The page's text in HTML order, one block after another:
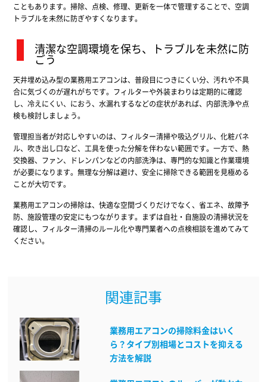
こともあります。掃除、点検、修理、更新を一体で管理することで、空調
トラブルを未然に防ぎやすくなります。
清潔な空調環境を保ち、トラブルを未然に防
ごう
天井埋め込み型の業務用エアコンは、普段目につきにくい分、汚れや不具
合に気づくのが遅れがちです。フィルターや外装まわりは定期的に確認
し、冷えにくい、におう、水漏れするなどの症状があれば、内部洗浄や点
検も検討しましょう。
管理担当者が対応しやすいのは、フィルター清掃や吸込グリル、化粧パネ
ル、吹き出し口など、工具を使った分解を伴わない範囲です。一方で、熱
交換器、ファン、ドレンパンなどの内部洗浄は、専門的な知識と作業環境
が必要になります。無理な分解は避け、安全に掃除できる範囲を見極める
ことが大切です。
業務用エアコンの掃除は、快適な空間づくりだけでなく、省エネ、故障予
防、施設管理の安定にもつながります。まずは自社・自施設の清掃状況を
確認し、フィルター清掃のルール化や専門業者への点検相談を進めてみて
ください。
関連記事
業務用エアコンの掃除料金はいく
ら？タイプ別相場とコストを抑える
方法を解説